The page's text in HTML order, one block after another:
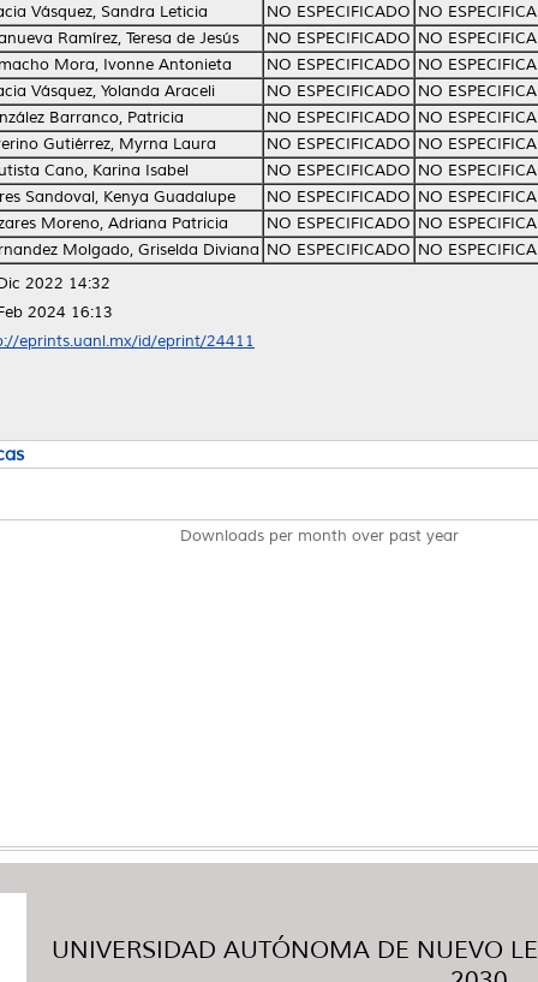
Vásquez, Sandra Leticia
NO ESPECIFICADO NO
Ramírez, Teresa de Jesús
NO ESPECIFICADO NO
Mora, Ivonne Antonieta
NO ESPECIFICADO NO
Vásquez, Yolanda Araceli
NO ESPECIFICADO NO
Barranco, Patricia
NO ESPECIFICADO NO
Gutiérrez, Myrna Laura
NO ESPECIFICADO NO
Cano, Karina Isabel
NO ESPECIFICADO NO
Sandoval, Kenya Guadalupe
NO ESPECIFICADO NO
Moreno, Adriana Patricia
NO ESPECIFICADO NO
Molgado, Griselda Diviana NO ESPECIFICADO NO
2022 14:32
2024 16:13
eprints.uanl.mx/id/eprint/24411
Downloads per month over past year
UNIVERSIDAD AUTÓNOMA DE NUEVO